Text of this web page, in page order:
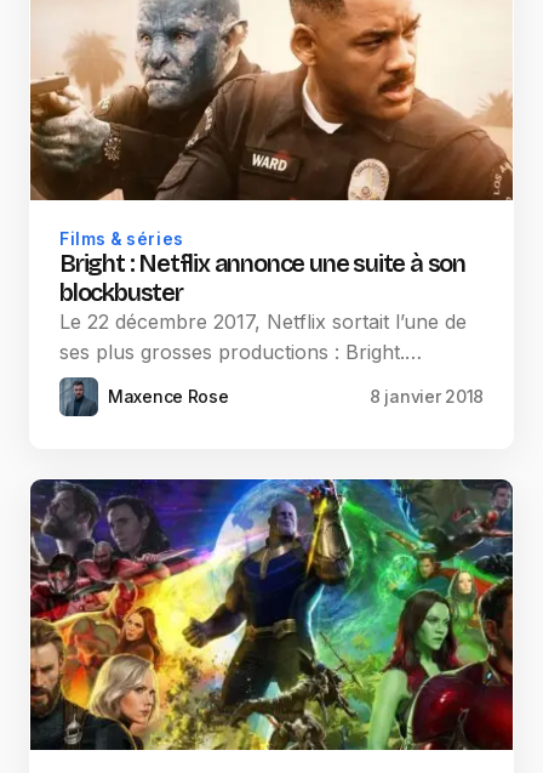
Films & séries
Bright : Netflix annonce une suite à son
blockbuster
Le 22 décembre 2017, Netflix sortait l’une de
ses plus grosses productions : Bright.…
Maxence Rose 8 janvier 2018